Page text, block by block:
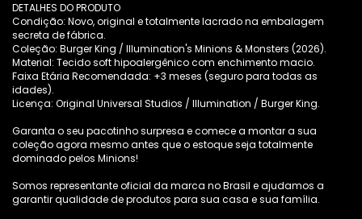
DETALHES DO PRODUTO
Condição: Novo, original e totalmente lacrado na embalagem
secreta de fábrica.
Coleção: Burger King / Illumination's Minions & Monsters (2026).
Material: Tecido soft hipoalergênico com enchimento macio.
Faixa Etária Recomendada: +3 meses (seguro para todas as
idades).
Licença: Original Universal Studios / Illumination / Burger King.
Garanta o seu pacotinho surpresa e comece a montar a sua
coleção agora mesmo antes que o estoque seja totalmente
dominado pelos Minions!
Somos representante oficial da marca no Brasil e ajudamos a
garantir qualidade de produtos para sua casa e sua família.